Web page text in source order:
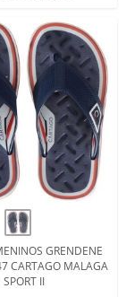
GRENDENE
CARTAGO MALAGA
SPORT II